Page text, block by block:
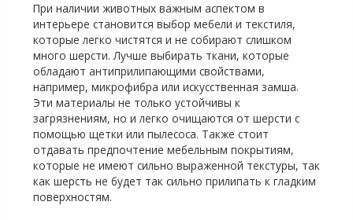
При наличии животных важным аспектом в
интерьере становится выбор мебели и текстиля,
которые легко чистятся и не собирают слишком
много шерсти. Лучше выбирать ткани, которые
обладают антиприлипающими свойствами,
например, микрофибра или искусственная замша.
Эти материалы не только устойчивы к
загрязнениям, но и легко очищаются от шерсти с
помощью щетки или пылесоса. Также стоит
отдавать предпочтение мебельным покрытиям,
которые не имеют сильно выраженной текстуры, так
как шерсть не будет так сильно прилипать к гладким
поверхностям.